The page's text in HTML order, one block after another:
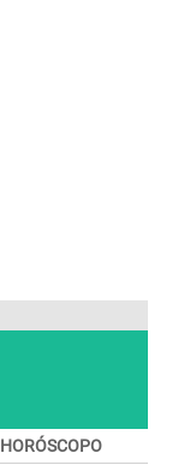
HORÓSCOPO